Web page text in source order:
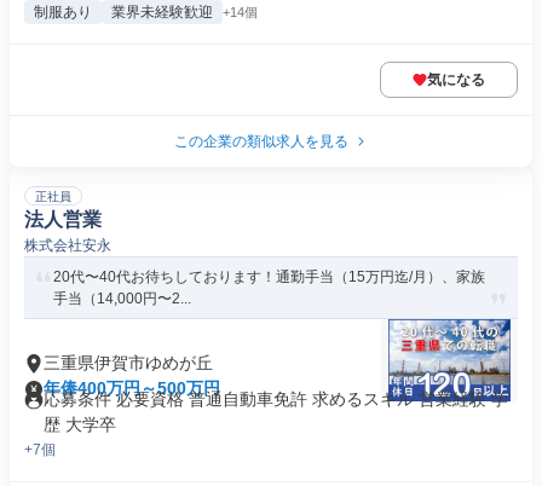
制服あり 業界未経験歓迎 +14個
気になる
この企業の類似求人を見る
正社員
法人営業
株式会社安永
20代〜40代お待ちしております！通勤手当（15万円迄/月）、家族
手当（14,000円〜2...
三重県伊賀市ゆめが丘
年俸400万円～500万円
応募条件 必要資格 普通自動車免許 求めるスキル 営業経験 学
歴 大学卒
+7個